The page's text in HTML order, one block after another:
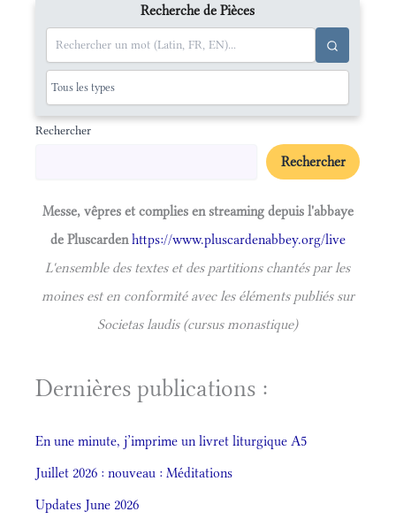
Recherche de Pièces
Rechercher
Rechercher
Messe, vêpres et complies en streaming depuis l'abbaye
de Pluscardenhttps://www.pluscardenabbey.org/live
L'ensemble des textes et des partitions chantés par les
moines est en conformité avec les éléments publiés sur
Societas laudis (cursus monastique)
Dernières publications :
En une minute, j’imprime un livret liturgique A5
Juillet 2026 : nouveau : Méditations
Updates June 2026